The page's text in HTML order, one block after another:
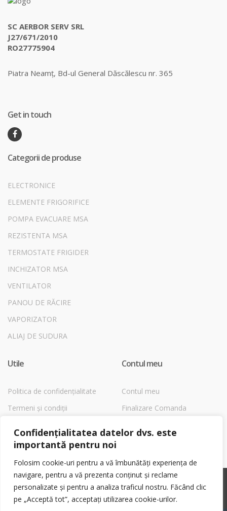
Confidențialitatea datelor dvs. este
importantă pentru noi
Folosim cookie-uri pentru a vă îmbunătăți experiența de
navigare, pentru a vă prezenta conținut și reclame
personalizate și pentru a analiza traficul nostru. Făcând clic
pe „Acceptă tot”, acceptați utilizarea cookie-urilor.
SC AERBOR SERV SRL
J27/671/2010
RO27775904
Piatra Neamț, Bd-ul General Dăscălescu nr. 365
Get in touch
Categorii de produse
ELECTRONICE
ELEMENTE FRIGORIFICE
POMPA EVACUARE MSA
REZISTENTA MSA
TERMOSTATE FRIGIDER
INCHIZATOR MSA
VENTILATOR
PANOU DE RĂCIRE
VAPORIZATOR
ALIAJ DE SUDURA
Utile
Politica de confidențialitate
Termeni și condiții
Contul meu
Contul meu
Finalizare Comanda
©Shop1EchipamenteFrig.ro- All Rights Reserved